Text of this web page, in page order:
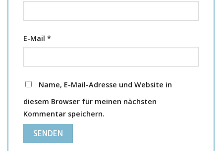
E-Mail *
Name, E-Mail-Adresse und Website in
diesem Browser für meinen nächsten
Kommentar speichern.